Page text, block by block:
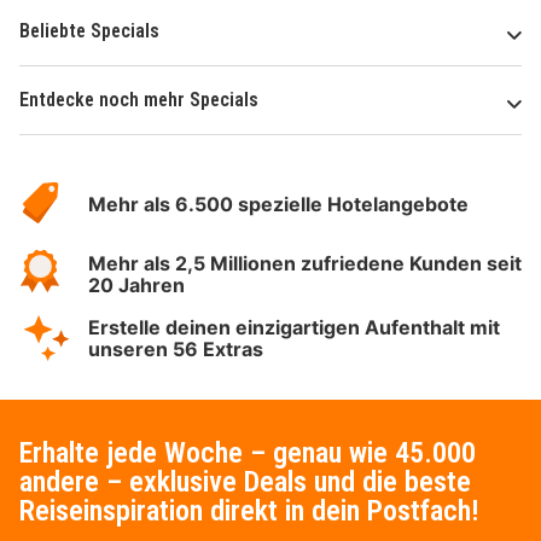
Beliebte Specials
Entdecke noch mehr Specials
Hotelspecials
Mehr als 6.500 spezielle Hotelangebote
Mehr als 2,5 Millionen zufriedene Kunden seit
20 Jahren
Erstelle deinen einzigartigen Aufenthalt mit
unseren 56 Extras
Erhalte jede Woche – genau wie 45.000
andere – exklusive Deals und die beste
Reiseinspiration direkt in dein Postfach!